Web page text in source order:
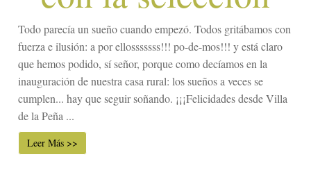
Todo parecía un sueño cuando empezó. Todos gritábamos con
fuerza e ilusión: a por ellosssssss!!! po-de-mos!!! y está claro
que hemos podido, sí señor, porque como decíamos en la
inauguración de nuestra casa rural: los sueños a veces se
cumplen... hay que seguir soñando. ¡¡¡Felicidades desde Villa
de la Peña ...
Leer Más >>